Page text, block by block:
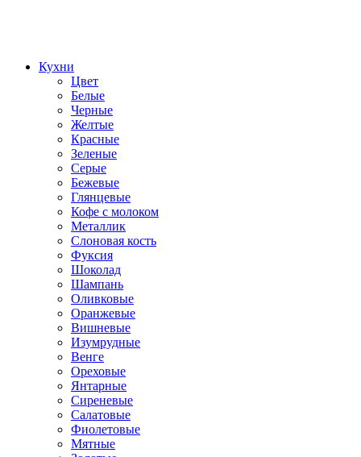
Кухни
Цвет
Белые
Черные
Желтые
Красные
Зеленые
Серые
Бежевые
Глянцевые
Кофе с молоком
Металлик
Слоновая кость
Фуксия
Шоколад
Шампань
Оливковые
Оранжевые
Вишневые
Изумрудные
Венге
Ореховые
Янтарные
Сиреневые
Салатовые
Фиолетовые
Мятные